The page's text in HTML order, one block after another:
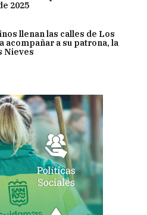
2025
llenan las calles de Los
acompañar a su patrona, la
Nieves